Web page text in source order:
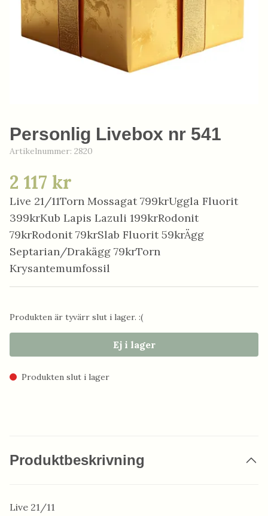
Personlig Livebox nr 541
Artikelnummer: 2820
2 117 kr
Live 21/11Torn Mossagat 799krUggla Fluorit
399krKub Lapis Lazuli 199krRodonit
79krRodonit 79krSlab Fluorit 59krÄgg
Septarian/Drakägg 79krTorn
Krysantemumfossil
Produkten är tyvärr slut i lager. :(
Ej i lager
Produkten slut i lager
Produktbeskrivning
Live 21/11